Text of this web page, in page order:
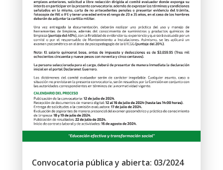
Convocatoria pública y abierta: 03/2024